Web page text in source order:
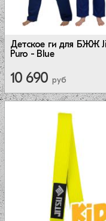
Детское ги для БЖЖ
Puro - Blue
10 690 руб